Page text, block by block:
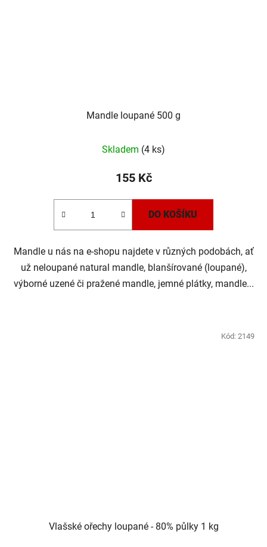
Mandle loupané 500 g
Skladem (4 ks)
155 Kč
DO KOŠÍKU
Mandle u nás na e-shopu najdete v různých podobách, ať
už neloupané natural mandle, blanšírované (loupané),
výborné uzené či pražené mandle, jemné plátky, mandle...
Vlašské ořechy loupané - 80% půlky 1 kg
Kód: 2149